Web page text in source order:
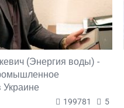
(Энергия воды) -
Украине
199781 5